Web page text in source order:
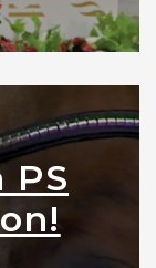
PS